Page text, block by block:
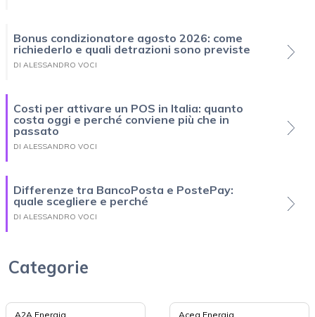
Bonus condizionatore agosto 2026: come
richiederlo e quali detrazioni sono previste
DI ALESSANDRO VOCI
Costi per attivare un POS in Italia: quanto
costa oggi e perché conviene più che in
passato
DI ALESSANDRO VOCI
Differenze tra BancoPosta e PostePay:
quale scegliere e perché
DI ALESSANDRO VOCI
Categorie
A2A Energia Acea Energia